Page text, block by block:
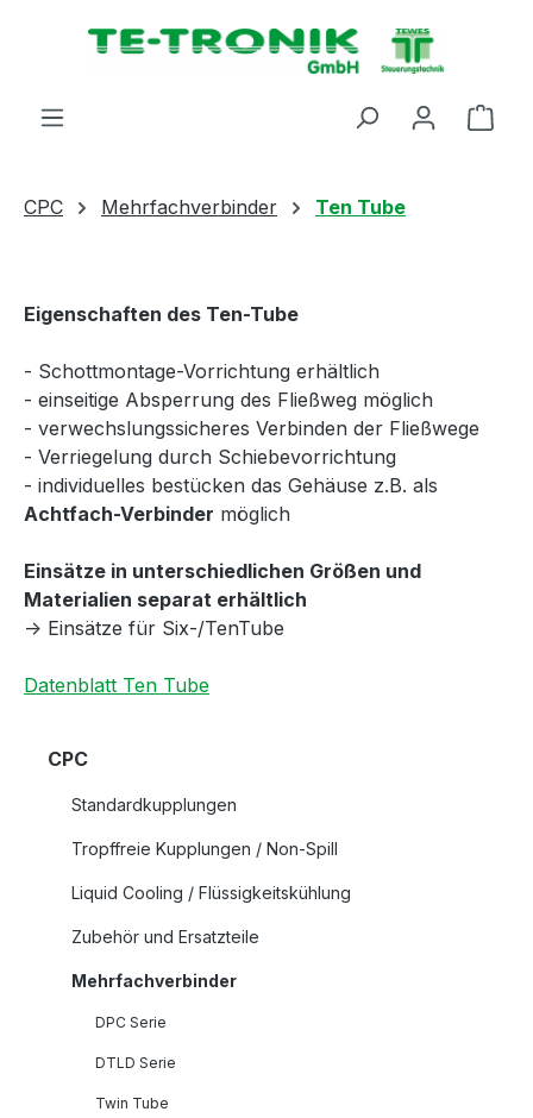
springen
CPC Mehrfachverbinder Ten Tube
Eigenschaften des Ten-Tube
- Schottmontage-Vorrichtung erhältlich
- einseitige Absperrung des Fließweg möglich
- verwechslungssicheres Verbinden der Fließwege
- Verriegelung durch Schiebevorrichtung
- individuelles bestücken das Gehäuse z.B. als
Achtfach-Verbinder möglich
Einsätze in unterschiedlichen Größen und
Materialien separat erhältlich
-> Einsätze für Six-/TenTube
Datenblatt Ten Tube
CPC
Standardkupplungen
Tropffreie Kupplungen / Non-Spill
Liquid Cooling / Flüssigkeitskühlung
Zubehör und Ersatzteile
Mehrfachverbinder
DPC Serie
DTLD Serie
Twin Tube